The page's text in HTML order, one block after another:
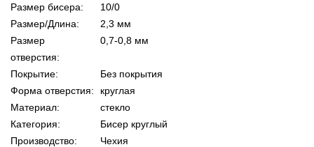
Размер бисера:
10/0
Размер/Длина:
2,3 мм
Размер
отверстия:
0,7-0,8 мм
Покрытие:
Без покрытия
Форма отверстия:
круглая
Материал:
стекло
Категория:
Бисер круглый
Производство:
Чехия